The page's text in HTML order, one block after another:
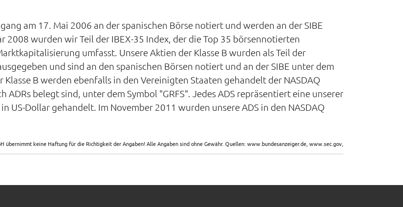
am 17. Mai 2006 an der spanischen Börse notiert und werden an der SIBE
2008 wurden wir Teil der IBEX-35 Index, der die Top 35 börsennotierten
umfasst. Unsere Aktien der Klasse B wurden als Teil der
und sind an den spanischen Börsen notiert und an der SIBE unter dem
B werden ebenfalls in den Vereinigten Staaten gehandelt der NASDAQ
ADRs belegt sind, unter dem Symbol "GRFS". Jedes ADS repräsentiert eine unserer
US-Dollar gehandelt. Im November 2011 wurden unsere ADS in den NASDAQ
übernimmt keine Haftung für die Richtigkeit der Angaben! Alle Angaben sind ohne Gewähr. Quellen: www.bundesanzeiger.de, www.sec.gov,